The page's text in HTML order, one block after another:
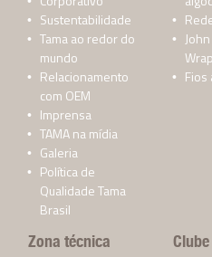
Sustentabilidade
Tama ao redor do
mundo
Relacionamento
com OEM
Imprensa
TAMA na mídia
Galeria
Política de
Qualidade Tama
Brasil
Fios
Zona técnica